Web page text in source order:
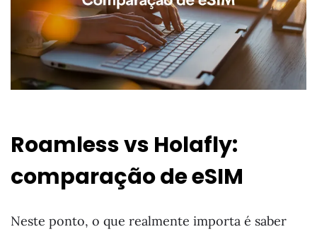
Roamless vs Holafly:
comparação de eSIM
Neste ponto, o que realmente importa é saber